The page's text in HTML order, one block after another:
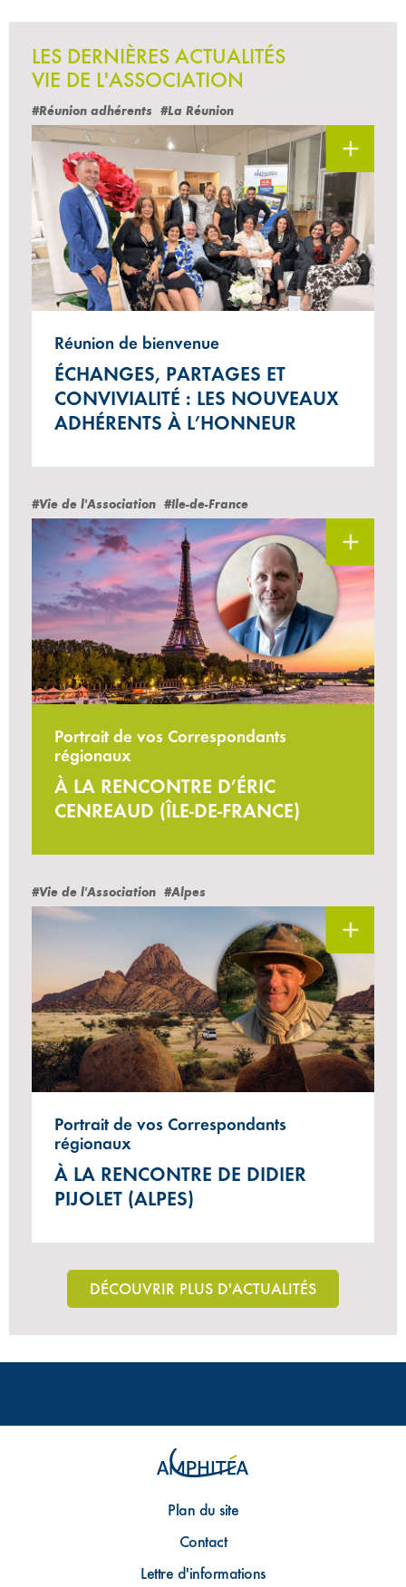
LES DERNIÈRES ACTUALITÉS
VIE DE L'ASSOCIATION
#Réunion adhérents #La Réunion
Réunion de bienvenue
ÉCHANGES, PARTAGES ET
CONVIVIALITÉ : LES NOUVEAUX
ADHÉRENTS À L’HONNEUR
#Vie de l'Association #Ile-de-France
Portrait de vos Correspondants
régionaux
À LA RENCONTRE D’ÉRIC
CENREAUD (ÎLE-DE-FRANCE)
#Vie de l'Association #Alpes
Portrait de vos Correspondants
régionaux
À LA RENCONTRE DE DIDIER
PIJOLET (ALPES)
DÉCOUVRIR PLUS D'ACTUALITÉS
Plan du site
Contact
Lettre d'informations